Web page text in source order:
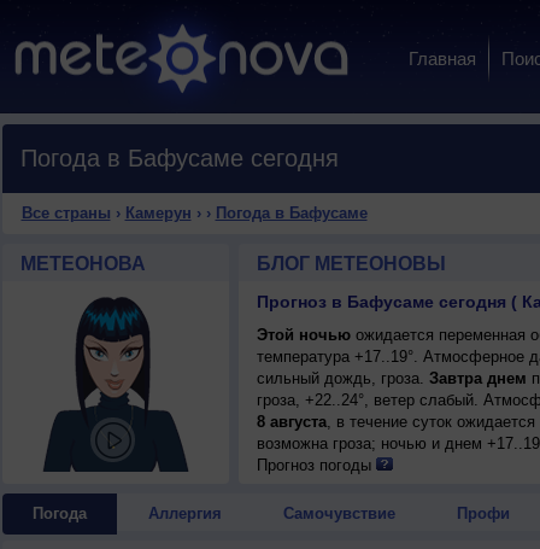
Главная
Погода в Бафусаме сегодня
Все страны › Камерун › › Погода в Бафусаме
МЕТЕОНОВА БЛОГ МЕТЕОНОВЫ
Прогноз в Бафусаме сегодня (
Этой ночьюожидается переменная
температура +17..19°. Атмосферное
сильный дождь, гроза. Завтра днем
гроза, +22..24°, ветер слабый.
8 августа, в течение суток
возможна гроза; ночью и днем
Прогноз погоды
Погода Аллергия Самочувствие Профи